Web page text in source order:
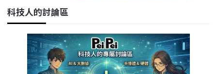
科技人的討論區